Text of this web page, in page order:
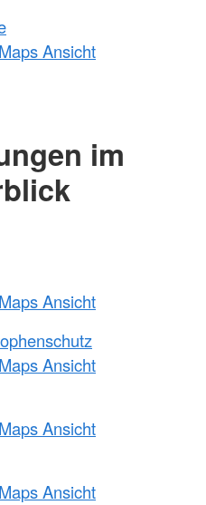
Ansicht
im
Ansicht
Ansicht
Ansicht
Ansicht